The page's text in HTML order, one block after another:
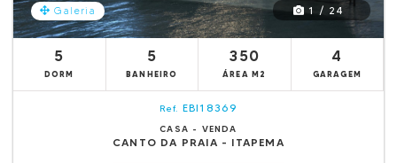
Galeria 1 / 24
5
DORM
5
BANHEIRO
350
ÁREA M2
4
GARAGEM
Ref. EBI18369
CASA - VENDA
CANTO DA PRAIA - ITAPEMA